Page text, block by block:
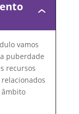
Módulo
e
vamos
puberdade
recursos
âmbito